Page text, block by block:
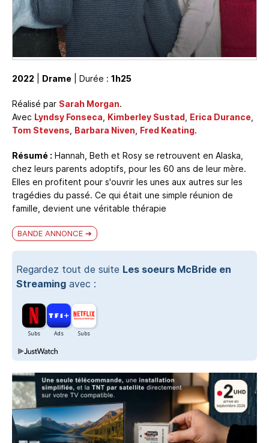
2022 Drame | Durée : 1h25
Réalisé par Sarah Morgan.
Avec Lyndsy Fonseca, Kimberley Sustad, Erica Durance,
Tom Stevens, Barbara Niven, Fred Keating.
Résumé : Hannah, Beth et Rosy se retrouvent en Alaska,
chez leurs parents adoptifs, pour les 60 ans de leur mère.
Elles en profitent pour s'ouvrir les unes aux autres sur les
tragédies du passé. Ce qui était une simple réunion de
famille, devient une véritable thérapie
BANDE ANNONCE
Regardez tout de suite Les soeurs McBride en
Streaming avec :